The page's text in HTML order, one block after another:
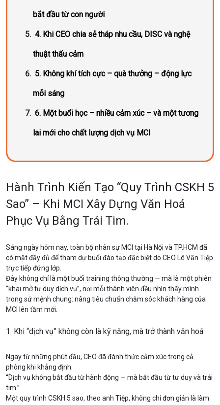
bắt đầu từ con người
4. Khi CEO chia sẻ tháp nhu cầu, DISC và nghệ
thuật thấu cảm
5. Không khí tích cực – quà thưởng – động lực
mỗi sáng
6. Một buổi học – nhiều cảm xúc – và một tương
lai mới cho chất lượng dịch vụ MCI
Hành Trình Kiến Tạo “Quy Trình CSKH 5
Sao” – Khi MCI Xây Dựng Văn Hoá
Phục Vụ Bằng Trái Tim.
Sáng ngày hôm nay, toàn bộ nhân sự MCI tại Hà Nội và TP.HCM đã
có mặt đầy đủ để tham dự buổi đào tạo đặc biệt do CEO Lê Văn Tiệp
trực tiếp đứng lớp.
Đây không chỉ là một buổi training thông thường — mà là một phiên
“khai mở tư duy dịch vụ”, nơi mỗi thành viên đều nhìn thấy mình
trong sứ mệnh chung: nâng tiêu chuẩn chăm sóc khách hàng của
MCI lên tầm mới.
1. Khi “dịch vụ” không còn là kỹ năng, mà trở thành văn hoá
Ngay từ những phút đầu, CEO đã đánh thức cảm xúc trong cả
phòng khi khẳng định:
“Dịch vụ không bắt đầu từ hành động — mà bắt đầu từ tư duy và trái
tim.”
Một quy trình CSKH 5 sao, theo anh Tiệp, không chỉ đơn giản là làm